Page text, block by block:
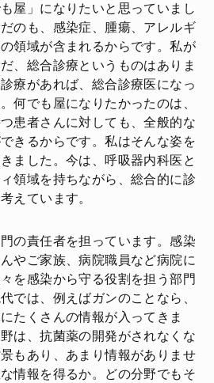
屋」になりたいと思っていまし
のも、感染症、腫瘍、アレルギ
領域が含まれるからです。私が
、総合診療というものはありま
療があれば、総合診療医になっ
何でも屋になりたかったのは、
患者さんに対しても、全般的な
きるからです。私はそんな姿を
ました。今は、呼吸器内科医と
領域を持ちながら、総合的に診
えています。
の責任者を担っています。感染
やご家族、病院職員など病院に
を感染から守る役割を担う部門
では、例えばガンのことなら、
たくさんの情報が入ってきま
は、抗菌薬の開発がされなくな
もあり、あまり情報がありませ
情報を得るか。どの分野でもそ